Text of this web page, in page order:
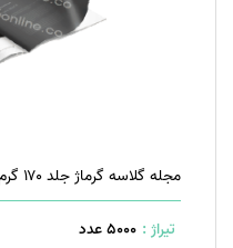
تیراژ : 5000 عدد